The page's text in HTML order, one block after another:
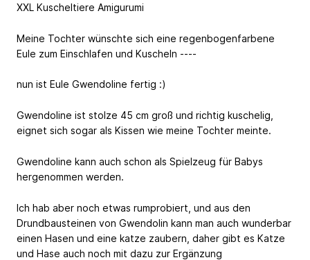
XXL Kuscheltiere Amigurumi
Meine Tochter wünschte sich eine regenbogenfarbene
Eule zum Einschlafen und Kuscheln ----
nun ist Eule Gwendoline fertig :)
Gwendoline ist stolze 45 cm groß und richtig kuschelig,
eignet sich sogar als Kissen wie meine Tochter meinte.
Gwendoline kann auch schon als Spielzeug für Babys
hergenommen werden.
Ich hab aber noch etwas rumprobiert, und aus den
Drundbausteinen von Gwendolin kann man auch wunderbar
einen Hasen und eine katze zaubern, daher gibt es Katze
und Hase auch noch mit dazu zur Ergänzung